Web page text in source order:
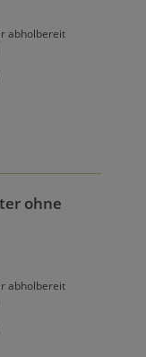
abholbereit
ohne
abholbereit